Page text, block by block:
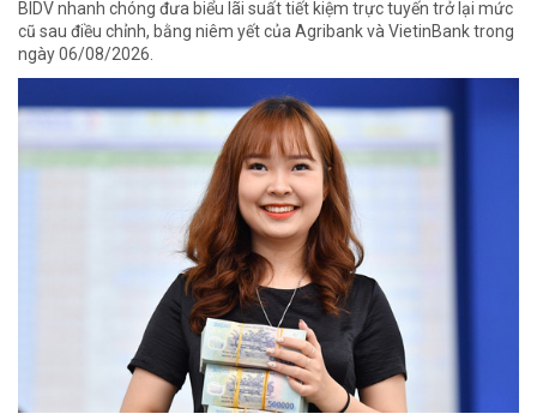
BIDV nhanh chóng đưa biểu lãi suất tiết kiệm trực tuyến trở lại mức
cũ sau điều chỉnh, bằng niêm yết của Agribank và VietinBank trong
ngày 06/08/2026.